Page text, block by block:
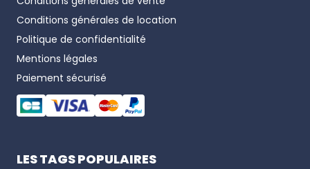
Conditions générales de location
Politique de confidentialité
Mentions légales
Paiement sécurisé
LES TAGS POPULAIRES